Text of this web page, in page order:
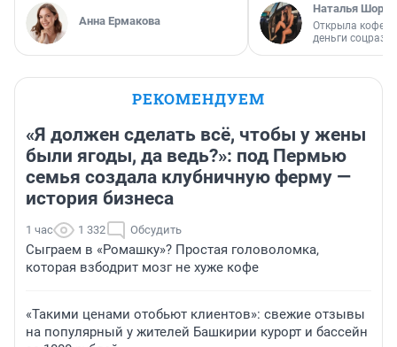
Анна Ермакова
Наталья
Открыла
деньги
РЕКОМЕНДУЕМ
«Я должен сделать всё, чтобы у жены
были ягоды, да ведь?»: под Пермью
семья создала клубничную ферму —
история бизнеса
1 час 1 332 Обсудить
Сыграем в «Ромашку»? Простая головоломка,
которая взбодрит мозг не хуже кофе
«Такими ценами отобьют клиентов»: свежие отзывы
на популярный у жителей Башкирии курорт и бассейн